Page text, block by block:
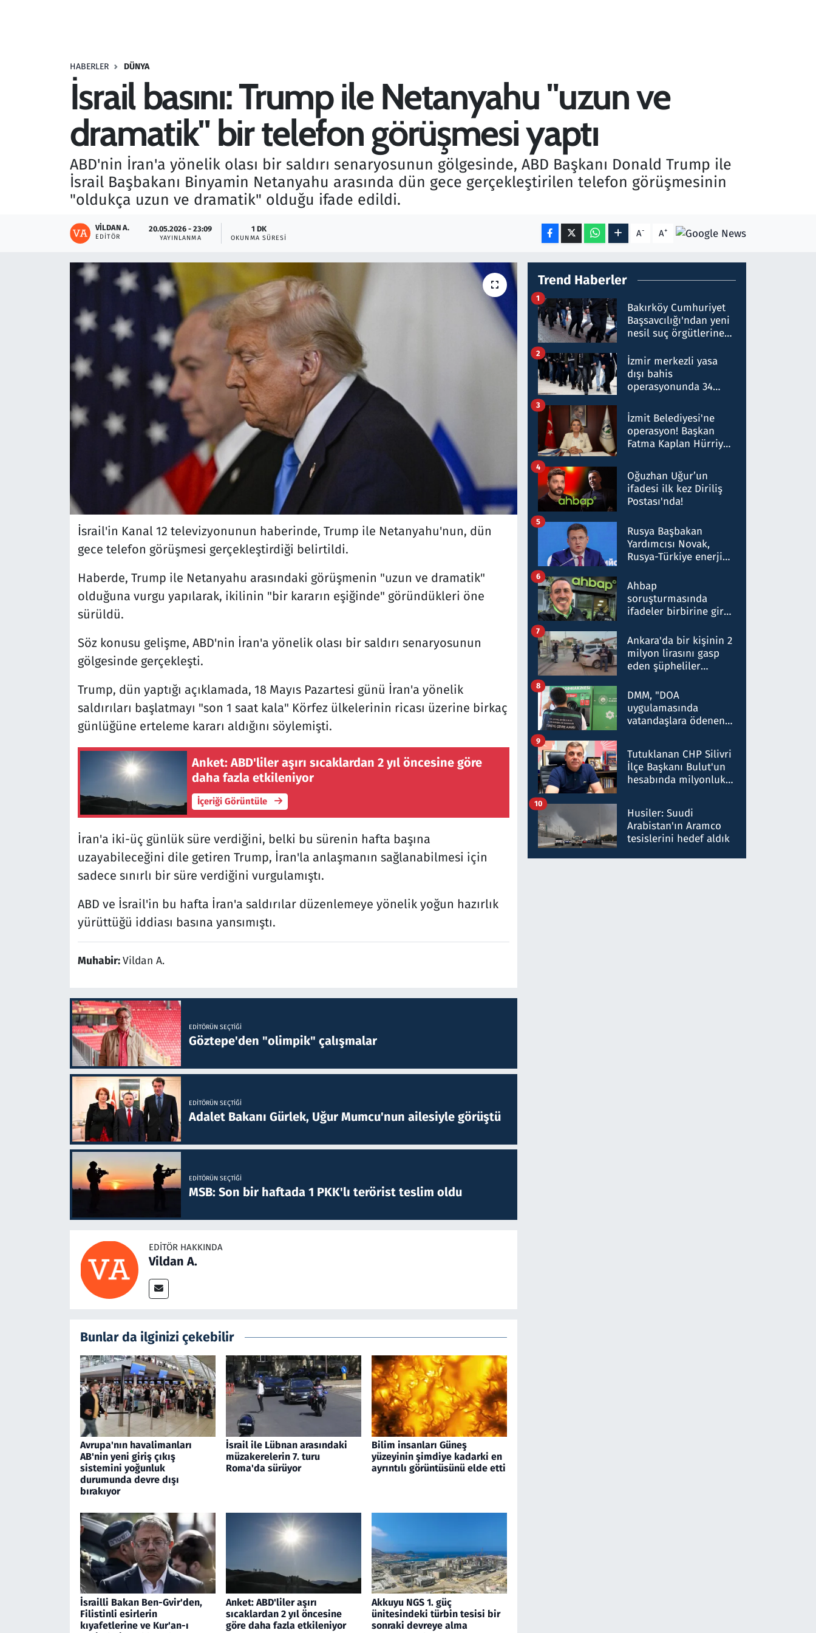
HABERLER DÜNYA
İsrail basını: Trump ile Netanyahu "uzun ve
dramatik" bir telefon görüşmesi yaptı
ABD'nin İran'a yönelik olası bir saldırı senaryosunun gölgesinde, ABD Başkanı Donald Trump ile
İsrail Başbakanı Binyamin Netanyahu arasında dün gece gerçekleştirilen telefon görüşmesinin
"oldukça uzun ve dramatik" olduğu ifade edildi.
VILDAN A.
EDITÖR
20.05.2026 - 23:09
YAYINLANMA
1 DK
OKUNMA SÜRESI A- A+
İsrail'in Kanal 12 televizyonunun haberinde, Trump ile Netanyahu'nun, dün
gece telefon görüşmesi gerçekleştirdiği belirtildi.
Haberde, Trump ile Netanyahu arasındaki görüşmenin "uzun ve dramatik"
olduğuna vurgu yapılarak, ikilinin "bir kararın eşiğinde" göründükleri öne
sürüldü.
Söz konusu gelişme, ABD'nin İran'a yönelik olası bir saldırı senaryosunun
gölgesinde gerçekleşti.
Trump, dün yaptığı açıklamada, 18 Mayıs Pazartesi günü İran'a yönelik
saldırıları başlatmayı "son 1 saat kala" Körfez ülkelerinin ricası üzerine birkaç
günlüğüne erteleme kararı aldığını söylemişti.
Anket: ABD'liler aşırı sıcaklardan 2 yıl öncesine göre
daha fazla etkileniyor
İçeriği Görüntüle
İran'a iki-üç günlük süre verdiğini, belki bu sürenin hafta başına
uzayabileceğini dile getiren Trump, İran'la anlaşmanın sağlanabilmesi için
sadece sınırlı bir süre verdiğini vurgulamıştı.
ABD ve İsrail'in bu hafta İran'a saldırılar düzenlemeye yönelik yoğun hazırlık
yürüttüğü iddiası basına yansımıştı.
Muhabir:Vildan A.
EDITÖRÜN SEÇTIĞI
Göztepe'den "olimpik" çalışmalar
EDITÖRÜN SEÇTIĞI
Adalet Bakanı Gürlek, Uğur Mumcu'nun ailesiyle görüştü
EDITÖRÜN SEÇTIĞI
MSB: Son bir haftada 1 PKK'lı terörist teslim oldu
EDITÖR HAKKINDA
Vildan A.
Bunlar da ilginizi çekebilir
Avrupa'nın havalimanları
AB'nin yeni giriş çıkış
sistemini yoğunluk
durumunda devre dışı
bırakıyor
İsrail ile Lübnan arasındaki
müzakerelerin 7. turu
Roma'da sürüyor
Bilim insanları Güneş
yüzeyinin şimdiye kadarki en
ayrıntılı görüntüsünü elde etti
İsrailli Bakan Ben-Gvir'den,
Filistinli esirlerin
kıyafetlerine ve Kur'an-ı
Anket: ABD'liler aşırı
sıcaklardan 2 yıl öncesine
göre daha fazla etkileniyor
Akkuyu NGS 1. güç
ünitesindeki türbin tesisi bir
sonraki devreye alma
Trend Haberler
Bakırköy Cumhuriyet
Başsavcılığı'ndan yeni
nesil suç örgütlerine
hakkında gözaltı kararı
1
İzmir merkezli yasa
dışı bahis
operasyonunda 34
Milyar liralık para
trafiği tespit edildi
2
İzmit Belediyesi'ne
operasyon! Başkan
Fatma Kaplan Hürriyet
3
Oğuzhan Uğur’un
ifadesi ilk kez Diriliş
Postası'nda!
4
Rusya Başbakan
Yardımcısı Novak,
Rusya-Türkiye enerji
nitelikte olduğunu
belirtti
5
Ahbap
soruşturmasında
ifadeler birbirine girdi:
ifadelerinden ortaya
çıkan tablo şok etti
6
Ankara'da bir kişinin 2
milyon lirasını gasp
eden şüpheliler
7
DMM, "DOA
uygulamasında
vatandaşlara ödenen
düşürüldüğü" iddiasını
yalanladı
8
Tutuklanan CHP Silivri
İlçe Başkanı Bulut'un
hesabında milyonluk
talimat verdi, ben
gönderdim
9
Husiler: Suudi
Arabistan'ın Aramco
tesislerini hedef aldık
10
Savunma Sanayi
Televizyon